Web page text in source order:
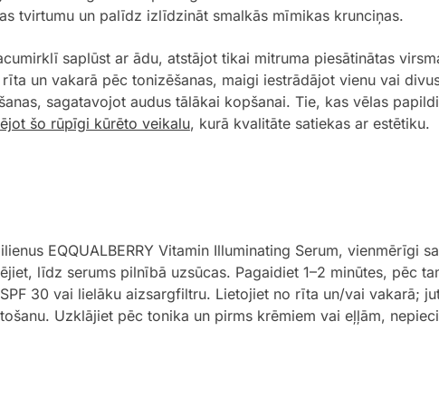
tvirtumu un palīdz izlīdzināt smalkās mīmikas krunciņas.
saplūst ar ādu, atstājot tikai mitruma piesātinātas
un vakarā pēc tonizēšanas, maigi iestrādājot vienu vai
sagatavojot audus tālākai kopšanai. Tie, kas vēlas
šo rūpīgi kūrēto veikalu, kurā kvalitāte satiekas ar estētiku.
EQQUALBERRY Vitamin Illuminating Serum, vienmērīgi
līdz serums pilnībā uzsūcas. Pagaidiet 1–2 minūtes, pēc
30 vai lielāku aizsargfiltru. Lietojiet no rīta un/vai vakarā;
Uzklājiet pēc tonika un pirms krēmiem vai eļļām,